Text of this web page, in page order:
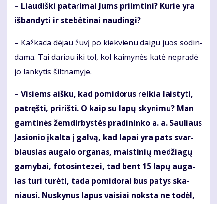
– Liau­diš­ki pa­ta­ri­mai Jums pri­im­ti­ni? Ku­rie yra
iš­ban­dy­ti ir ste­bė­ti­nai nau­din­gi?
– Kaž­ka­da dė­jau žu­vį po kiek­vie­nu dai­gu juos so­din­
da­ma. Tai da­riau iki tol, kol kai­my­nės ka­tė ne­pra­dė­
jo lan­ky­tis šilt­na­my­je.
– Vi­siems aiš­ku, kad po­mi­do­rus rei­kia lais­ty­ti,
pa­tręš­ti, pri­riš­ti. O kaip su la­pų sky­ni­mu? Man
gam­ti­nės žem­dir­bys­tės pra­di­nin­ko a. a. Sau­liaus
Ja­sio­nio įkal­ta į gal­vą, kad la­pai yra pats svar­
biau­sias au­ga­lo or­ga­nas, mais­ti­nių me­džia­gų
ga­my­bai, fo­to­sin­te­zei, tad bent 15 la­pų au­ga­
las tu­ri tu­rė­ti, ta­da po­mi­do­rai bus pa­tys ska­
niau­si. Nu­sky­nus la­pus vai­siai noks­ta ne to­dėl,